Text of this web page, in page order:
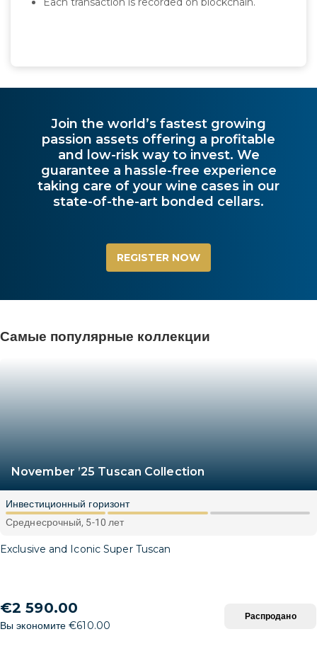
Join the world’s fastest growing
passion assets offering a profitable
and low-risk way to invest. We
guarantee a hassle-free experience
taking care of your wine cases in our
state-of-the-art bonded cellars.
REGISTER NOW
Самые популярные коллекции
November ’25 Tuscan Collection
Инвестиционный горизонт
Среднесрочный, 5-10 лет
Exclusive and Iconic Super Tuscan
€2 590.00
Вы экономите €610.00
Распродано